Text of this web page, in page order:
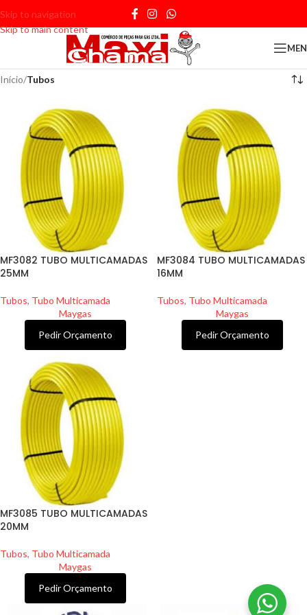
Skip to navigation
Skip to main content
Início/Tubos
MF3082 TUBO MULTICAMADAS
25MM
Tubos, Tubo Multicamada
Maygas
Pedir Orçamento
MF3084 TUBO MULTICAMADAS
16MM
Tubos, Tubo Multicamada
Maygas
Pedir Orçamento
MF3085 TUBO MULTICAMADAS
20MM
Tubos, Tubo Multicamada
Maygas
Pedir Orçamento